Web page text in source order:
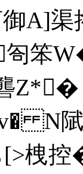
御
W�
N陚
栧